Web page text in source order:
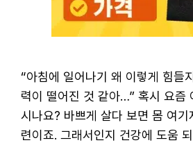
“아침에 일어나기 왜 이렇게 힘들
력이 떨어진 것 같아…” 혹시 요즘
시나요? 바쁘게 살다 보면 몸 여
련이죠. 그래서인지 건강에 도움